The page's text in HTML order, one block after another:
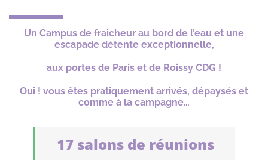
Un Campus de fraicheur au bord de l’eau et une
escapade détente exceptionnelle,
aux portes de Paris et de Roissy CDG !
Oui ! vous êtes pratiquement arrivés, dépaysés et
comme à la campagne…
17 salons de réunions